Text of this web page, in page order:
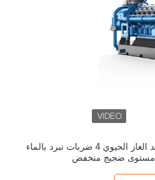
مجموعة مولد الغاز الحيوي 4 ضربات تبرد بالماء
مستوى ضجيج منخفض